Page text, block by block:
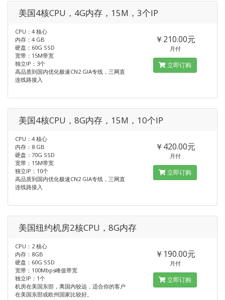
美国4核CPU，4G内存，15M，3个IP
CPU：4 核心
内存：4 GB
硬盘：60G SSD
宽带：15M带宽
独立IP：3个
高品质到国内优化极速CN2 GIA专线，三网直
连线路接入
￥210.00元
月付
立即订购
美国4核CPU，8G内存，15M，10个IP
CPU：4 核心
内存：8 GB
硬盘：70G SSD
宽带：15M带宽
独立IP：10个
高品质到国内优化极速CN2 GIA专线，三网直
连线路接入
￥420.00元
月付
立即订购
美国纽约机房2核CPU，8G内存
CPU：2 核心
内存：8GB
硬盘：60G SSD
宽带：100Mbps峰值带宽
独立IP：1个
机房在美国东部，离国内较远，适合你的客户
在美国东部或欧州国家比较好。
￥190.00元
月付
立即订购